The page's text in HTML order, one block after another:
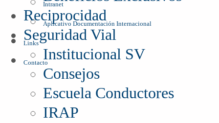
Intranet
Aplicativo Documentación Internacional
Links
Contacto
Reciprocidad
Seguridad Vial
Institucional SV
Consejos
Escuela Conductores
IRAP